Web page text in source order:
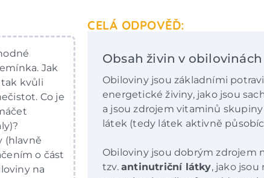
Jak
tak kvůli
Co je
(hlavně
o část
na
CELÁ ODPOVĚĎ:
Obsah živin v obilovinách
Obiloviny jsou základními
energetické živiny, jako jsou
a jsou zdrojem vitaminů
látek (tedy látek aktivně
Obiloviny jsou dobrým zdrojem
tzv. antinutriční látky, jako jsou